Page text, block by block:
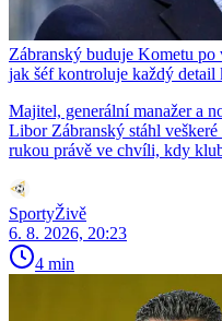
Zábranský buduje Kometu
jak šéf kontroluje každý detail
Majitel, generální manažer a
Libor Zábranský stáhl
rukou právě ve chvíli, kdy
SportyŽivě
6. 8. 2026, 20:23
4 min